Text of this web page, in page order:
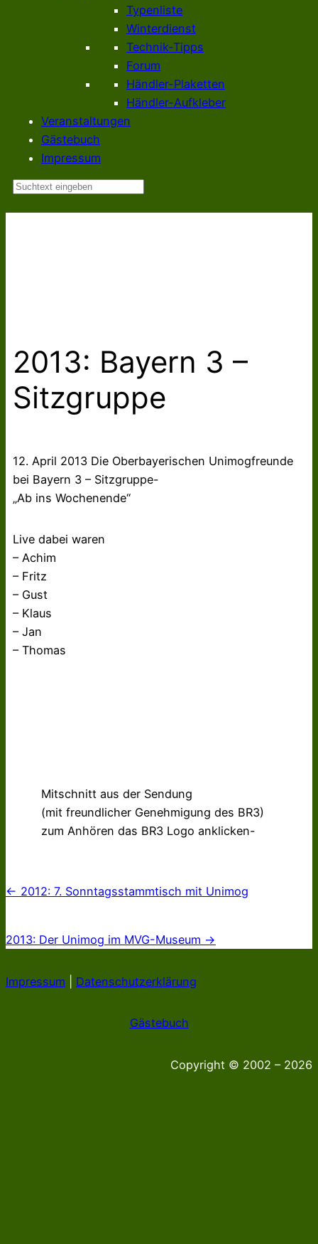
Typenliste
Winterdienst
Technik-Tipps
Forum
Händler-Plaketten
Händler-Aufkleber
Veranstaltungen
Gästebuch
Impressum
Suchen
2013: Bayern 3 –
Sitzgruppe
12. April 2013 Die Oberbayerischen Unimogfreunde
bei Bayern 3 – Sitzgruppe-
„Ab ins Wochenende“
Live dabei waren
– Achim
– Fritz
– Gust
– Klaus
– Jan
– Thomas
Mitschnitt aus der Sendung
(mit freundlicher Genehmigung des BR3)
zum Anhören das BR3 Logo anklicken-
← 2012: 7. Sonntagsstammtisch mit Unimog
2013: Der Unimog im MVG-Museum →
Impressum Datenschutzerklärung
Gästebuch
Copyright © 2002 – 2026